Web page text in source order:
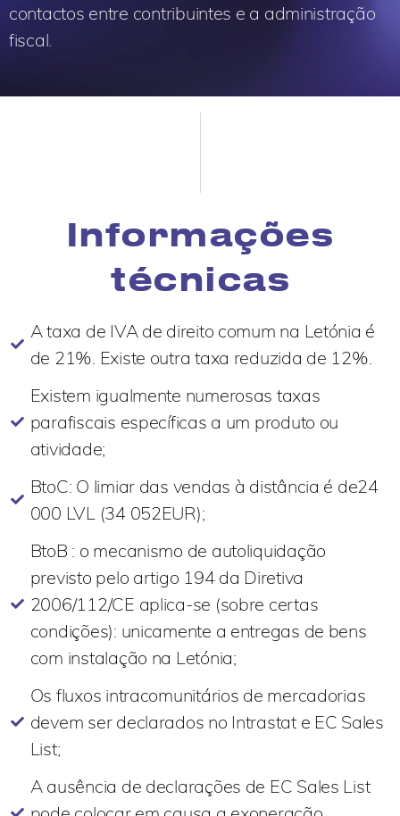
contactos entre contribuintes e a administração
fiscal.
Informações
técnicas
A taxa de IVA de direito comum na Letónia é
de 21%. Existe outra taxa reduzida de 12%.
Existem igualmente numerosas taxas
parafiscais específicas a um produto ou
atividade;
BtoC: O limiar das vendas à distância é de24
000 LVL (34 052EUR);
BtoB : o mecanismo de autoliquidação
previsto pelo artigo 194 da Diretiva
2006/112/CE aplica-se (sobre certas
condições): unicamente a entregas de bens
com instalação na Letónia;
Os fluxos intracomunitários de mercadorias
devem ser declarados no Intrastat e EC Sales
List;​
A ausência de declarações de EC Sales List